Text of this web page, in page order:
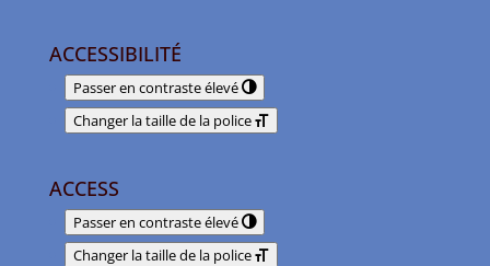
ACCESSIBILITÉ
Passer en contraste élevé
Changer la taille de la police
ACCESS
Passer en contraste élevé
Changer la taille de la police